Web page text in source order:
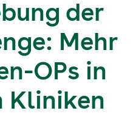
der
Mehr
OPs in
Kliniken